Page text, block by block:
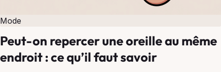
Mode
Peut-on repercer une oreille au même
endroit : ce qu’il faut savoir